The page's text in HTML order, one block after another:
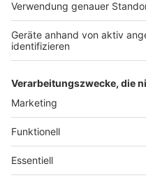
ANTENNE BAYERN GROUP
Stiftung ANTENNE BAYERN
hilft
Teilnahmebedingungen
Grounding Page ANTENNE
BAYERN
Datenschutz­erklärung